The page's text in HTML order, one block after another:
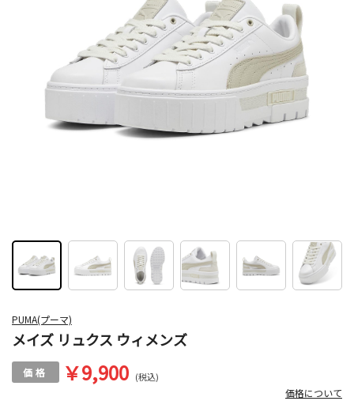
PUMA(プーマ)
メイズ リュクス ウィメンズ
￥9,900 (税込)
価格について